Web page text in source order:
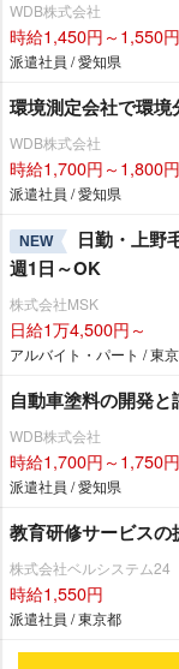
WDB株式会社
時給1,450円～1,550円
派遣社員 / 愛知県
環境測定会社で環境
WDB株式会社
時給1,700円～1,800円
派遣社員 / 愛知県
NEW
日勤・上野
週1日～OK
株式会社MSK
日給1万4,500円～
アルバイト・パート / 東
自動車塗料の開発
WDB株式会社
時給1,700円～1,750円
派遣社員 / 愛知県
教育研修サービス
株式会社ベルシステム24
時給1,550円
派遣社員 / 東京都